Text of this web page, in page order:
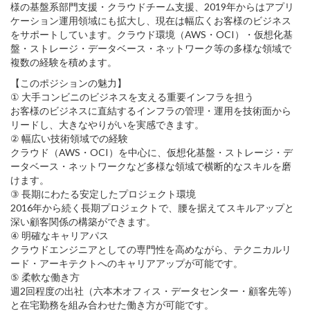
様の基盤系部門支援・クラウドチーム支援、2019年からはアプリ
ケーション運用領域にも拡大し、現在は幅広くお客様のビジネス
をサポートしています。クラウド環境（AWS・OCI）・仮想化基
盤・ストレージ・データベース・ネットワーク等の多様な領域で
複数の経験を積めます。
【このポジションの魅力】
① 大手コンビニのビジネスを支える重要インフラを担う
お客様のビジネスに直結するインフラの管理・運用を技術面から
リードし、大きなやりがいを実感できます。
② 幅広い技術領域での経験
クラウド（AWS・OCI）を中心に、仮想化基盤・ストレージ・デ
ータベース・ネットワークなど多様な領域で横断的なスキルを磨
けます。
③ 長期にわたる安定したプロジェクト環境
2016年から続く長期プロジェクトで、腰を据えてスキルアップと
深い顧客関係の構築ができます。
④ 明確なキャリアパス
クラウドエンジニアとしての専門性を高めながら、テクニカルリ
ード・アーキテクトへのキャリアアップが可能です。
⑤ 柔軟な働き方
週2回程度の出社（六本木オフィス・データセンター・顧客先等）
と在宅勤務を組み合わせた働き方が可能です。